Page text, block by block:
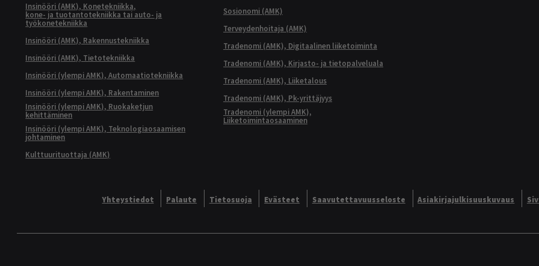
Insinööri (AMK), Konetekniikka,
kone- ja tuotantotekniikka tai auto- ja
työkonetekniikka
Insinööri (AMK), Rakennustekniikka
Insinööri (AMK), Tietotekniikka
Insinööri (ylempi AMK), Automaatiotekniikka
Insinööri (ylempi AMK), Rakentaminen
Insinööri (ylempi AMK), Ruokaketjun
kehittäminen
Insinööri (ylempi AMK), Teknologiaosaamisen
johtaminen
Kulttuurituottaja (AMK)
Sosionomi (AMK)
Terveydenhoitaja (AMK)
Tradenomi (AMK), Digitaalinen liiketoiminta
Tradenomi (AMK), Kirjasto- ja tietopalveluala
Tradenomi (AMK), Liiketalous
Tradenomi (AMK), Pk-yrittäjyys
Tradenomi (ylempi AMK),
Liiketoimintaosaaminen
Yhteystiedot Palaute Tietosuoja Evästeet Saavutettavuusseloste Asiakirjajulkisuuskuvaus